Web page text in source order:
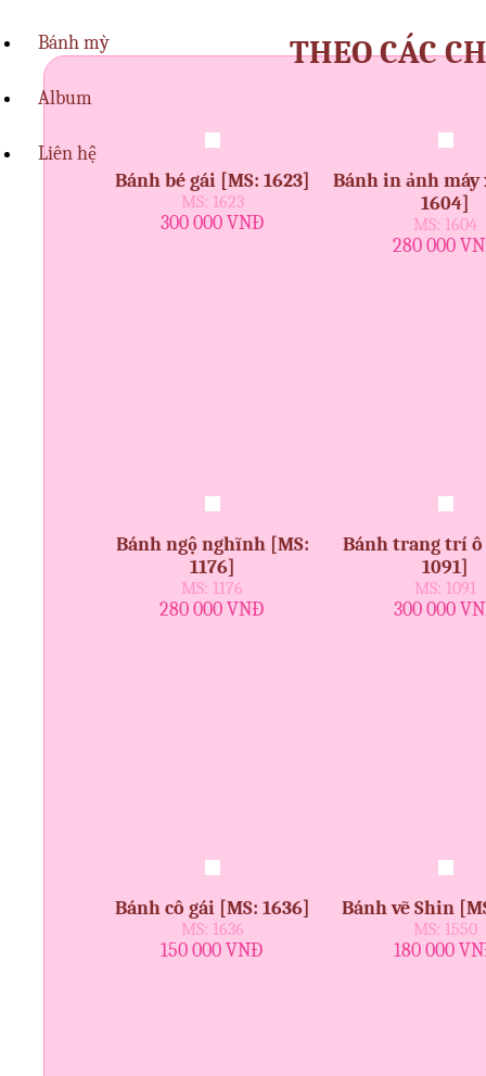
Bánh mỳ
Album
Liên hệ
THEO CÁC
Bánh bé gái [MS: 1623]
MS: 1623
300 000 VNĐ
Bánh in ảnh máy
1604]
MS: 1604
280 000
Bánh ngộ nghĩnh [MS:
1176]
MS: 1176
280 000 VNĐ
Bánh trang trí ô
1091]
MS: 1091
300 000
Bánh cô gái [MS: 1636]
MS: 1636
150 000 VNĐ
Bánh vẽ Shin
MS: 1550
180 000